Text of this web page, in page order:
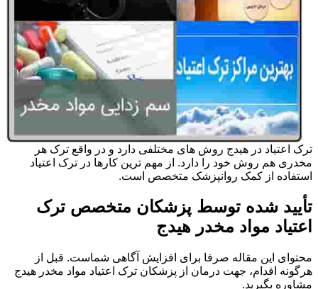
ترک اعتیاد در هیدج روش های مختلفی دارد و در واقع ترک هر
مخدری هم روش خود را دارد. از مهم ترین کارها در ترک اعتیاد
استفاده از کمک روانپزشک متخصص است.
تأیید شده توسط پزشکان متخصص ترک
اعتیاد مواد مخدر هیدج
محتوای این مقاله صرفا برای افزایش آگاهی شماست. قبل از
هرگونه اقدام، جهت درمان از پزشکان ترک اعتیاد مواد مخدر هیدج
مشاوره بگیرید.